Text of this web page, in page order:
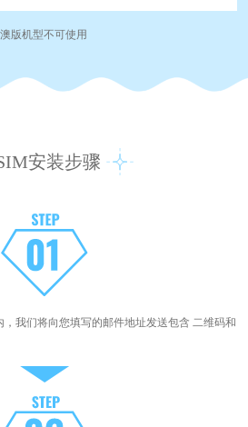
版机型不可使用
安装步骤
我们将向您填写的邮件地址发送包含 二维码和